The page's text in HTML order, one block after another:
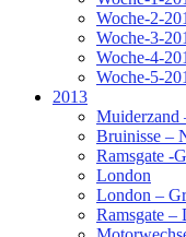
Woche-2-
Woche-3-
Woche-4-
Woche-5-
2013
Muiderzand
Bruinisse –
Ramsgate -
London
London –
Ramsgate –